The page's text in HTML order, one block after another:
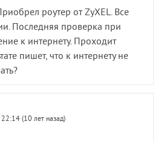
роутер от ZyXEL. Все
Последняя проверка при
к интернету. Проходит
пишет, что к интернету не
(10 лет назад)